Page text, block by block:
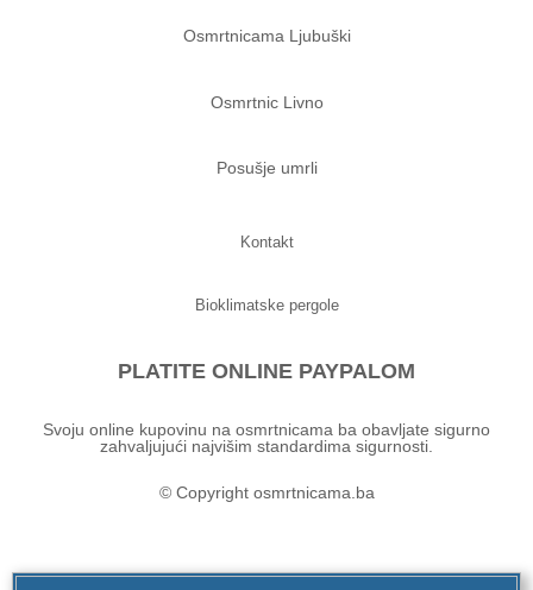
Osmrtnicama Ljubuški
Osmrtnic Livno
Posušje umrli
Kontakt
Bioklimatske pergole
PLATITE ONLINE PAYPALOM
Svoju online kupovinu na osmrtnicama ba obavljate sigurno
zahvaljujući najvišim standardima sigurnosti.
© Copyright osmrtnicama.ba